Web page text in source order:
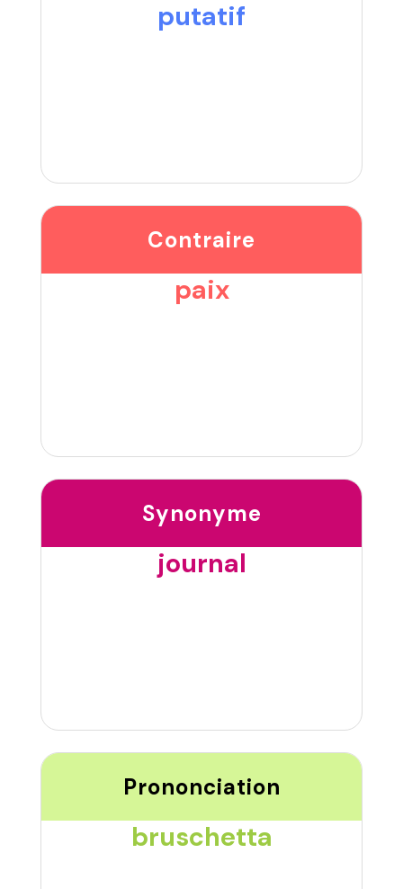
putatif
Contraire
paix
Synonyme
journal
Prononciation
bruschetta